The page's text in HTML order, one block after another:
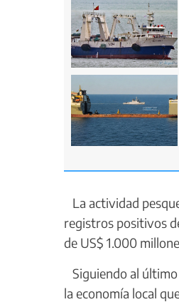
La actividad
registros positivos
de US$ 1.000
Siguiendo al
la economía local